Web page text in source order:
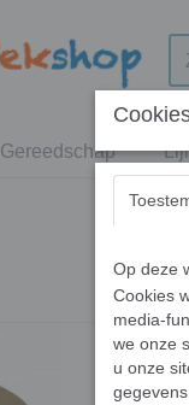
Gereedschap
Op deze
Cookies
media-
we onze
u onze